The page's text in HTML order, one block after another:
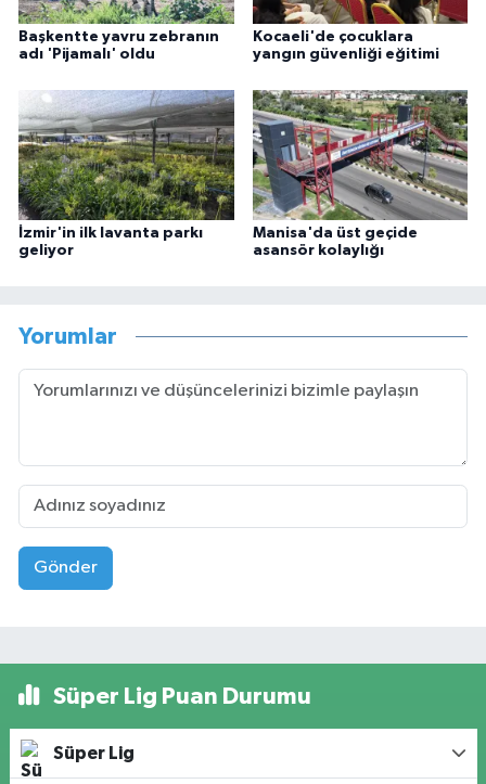
Başkentte yavru zebranın
adı 'Pijamalı' oldu
Kocaeli'de çocuklara
yangın güvenliği eğitimi
İzmir'in ilk lavanta parkı
geliyor
Manisa'da üst geçide
asansör kolaylığı
Yorumlar
Gönder
Süper Lig Puan Durumu
Süper Lig